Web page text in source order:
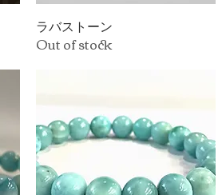
Quick View
ラバストーン
Out of stock